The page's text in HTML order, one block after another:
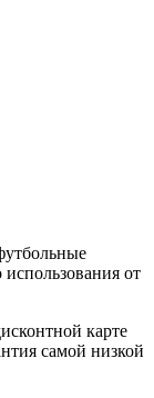
от
карте
самой низкой